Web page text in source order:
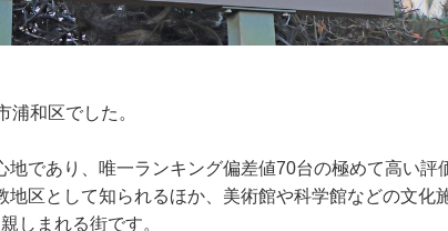
和区でした。
であり、唯一ランキング偏差値70台の極めて高い評
区として知られるほか、美術館や科学館などの文化
しまれる街です。